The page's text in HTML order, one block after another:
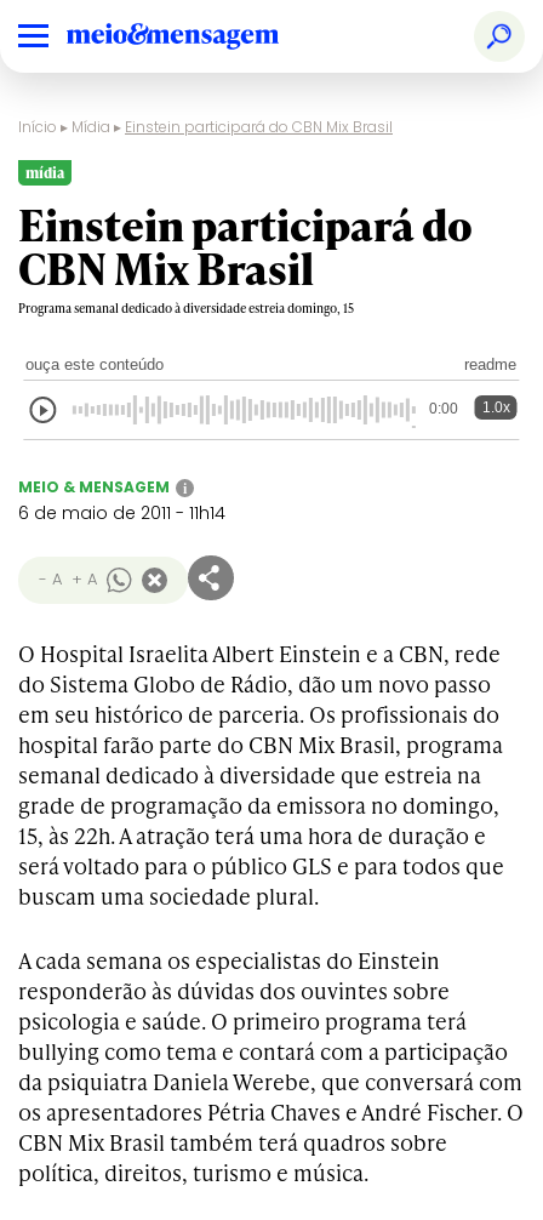
Início ▸ Mídia ▸ Einstein participará do CBN Mix Brasil
mídia
Einstein participará do
CBN Mix Brasil
Programa semanal dedicado à diversidade estreia domingo, 15
ouça este conteúdo readme
0:00 1.0x
MEIO & MENSAGEM i
6 de maio de 2011 - 11h14
- A + A
O Hospital Israelita Albert Einstein e a CBN, rede
do Sistema Globo de Rádio, dão um novo passo
em seu histórico de parceria. Os profissionais do
hospital farão parte do CBN Mix Brasil, programa
semanal dedicado à diversidade que estreia na
grade de programação da emissora no domingo,
15, às 22h. A atração terá uma hora de duração e
será voltado para o público GLS e para todos que
buscam uma sociedade plural.
A cada semana os especialistas do Einstein
responderão às dúvidas dos ouvintes sobre
psicologia e saúde. O primeiro programa terá
bullying como tema e contará com a participação
da psiquiatra Daniela Werebe, que conversará com
os apresentadores Pétria Chaves e André Fischer. O
CBN Mix Brasil também terá quadros sobre
política, direitos, turismo e música.